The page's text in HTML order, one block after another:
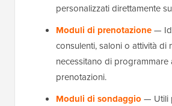
personalizzati direttamente
Moduli di prenotazione—
consulenti, saloni o attività di
necessitano di programmare
prenotazioni.
Moduli di sondaggio — Utili